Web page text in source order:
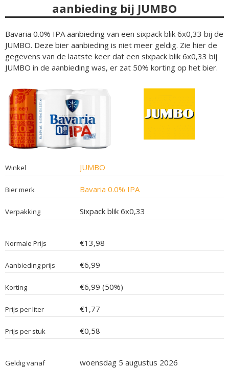
aanbieding bij JUMBO
Bavaria 0.0% IPA aanbieding van een sixpack blik 6x0,33 bij de
JUMBO. Deze bier aanbieding is niet meer geldig. Zie hier de
gegevens van de laatste keer dat een sixpack blik 6x0,33 bij
JUMBO in de aanbieding was, er zat 50% korting op het bier.
Winkel JUMBO
Bier merk Bavaria 0.0% IPA
Verpakking Sixpack blik 6x0,33
Normale Prijs €13,98
Aanbieding prijs €6,99
Korting €6,99 (50%)
Prijs per liter €1,77
Prijs per stuk €0,58
Geldig vanaf woensdag 5 augustus 2026